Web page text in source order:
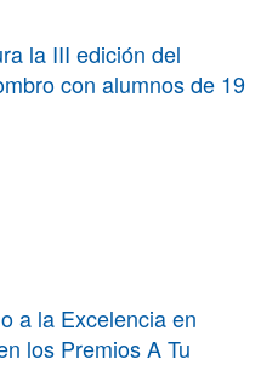
la III edición del
con alumnos de 19
a la Excelencia en
los Premios A Tu